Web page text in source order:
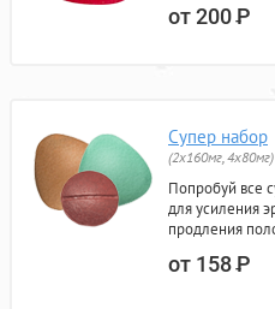
от 200Р
Супер набор
(2х160мг, 4х80мг)
Попробуй все
для усиления
продления
от 158Р